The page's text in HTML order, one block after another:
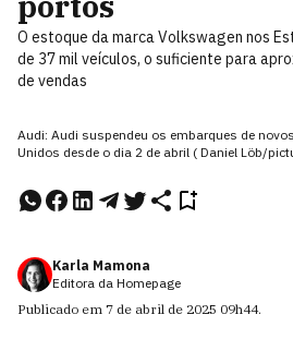
O estoque da marca Volkswagen nos
de 37 mil veículos, o suficiente para
de vendas
Audi: Audi suspendeu os embarques de
Unidos desde o dia 2 de abril ( Daniel Löb/
Karla Mamona
Editora da Homepage
Publicado em 7 de abril de 2025 09h44.